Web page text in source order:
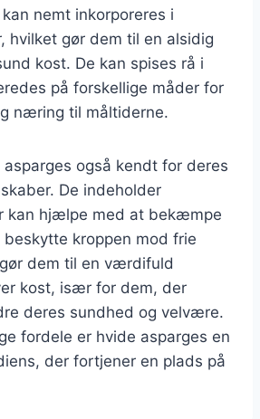
nemt inkorporeres i
hvilket gør dem til en alsidig
kost. De kan spises rå i
på forskellige måder for
næring til måltiderne.
asparges også kendt for deres
De indeholder
kan hjælpe med at bekæmpe
kroppen mod frie
dem til en værdifuld
kost, især for dem, der
deres sundhed og velvære.
fordele er hvide asparges en
der fortjener en plads på